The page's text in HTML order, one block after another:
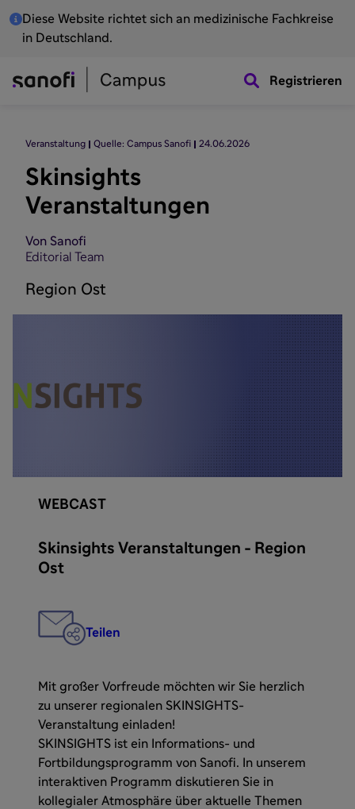
Diese Website richtet sich an medizinische Fachkreise
in Deutschland.
Registrieren
Veranstaltung Quelle: Campus Sanofi 24.06.2026
Skinsights
Veranstaltungen
Von Sanofi
Editorial Team
Region Ost
WEBCAST
Skinsights Veranstaltungen - Region
Ost
Teilen
Mit großer Vorfreude möchten wir Sie herzlich
zu unserer regionalen SKINSIGHTS-
Veranstaltung einladen!
SKINSIGHTS ist ein Informations- und
Fortbildungsprogramm von Sanofi. In unserem
interaktiven Programm diskutieren Sie in
kollegialer Atmosphäre über aktuelle Themen